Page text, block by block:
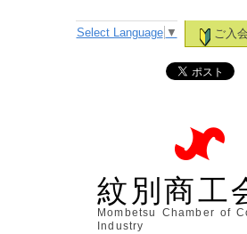
ご入
Select Language ▼
紋別商工
Mombetsu Chamber of
Industry